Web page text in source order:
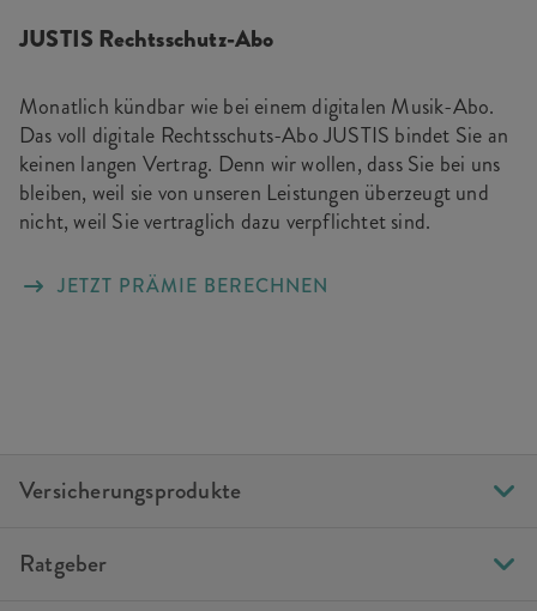
JUSTIS Rechtsschutz-Abo
Monatlich kündbar wie bei einem digitalen Musik-Abo.
Das voll digitale Rechtsschuts-Abo JUSTIS bindet Sie an
keinen langen Vertrag. Denn wir wollen, dass Sie bei uns
bleiben, weil sie von unseren Leistungen überzeugt und
nicht, weil Sie vertraglich dazu verpflichtet sind.
JETZT PRÄMIE BERECHNEN
Versicherungsprodukte
Ratgeber